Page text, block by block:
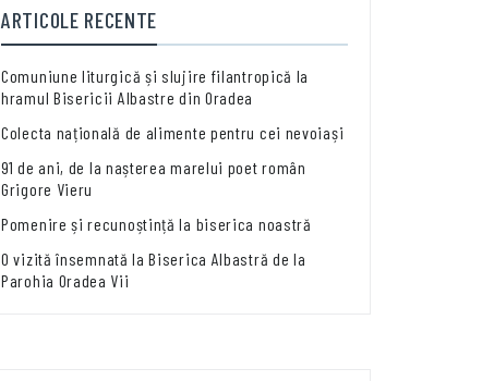
ARTICOLE RECENTE
Comuniune liturgică și slujire filantropică la
hramul Bisericii Albastre din Oradea
Colecta națională de alimente pentru cei nevoiași
91 de ani, de la nașterea marelui poet român
Grigore Vieru
Pomenire și recunoștință la biserica noastră
O vizită însemnată la Biserica Albastră de la
Parohia Oradea Vii